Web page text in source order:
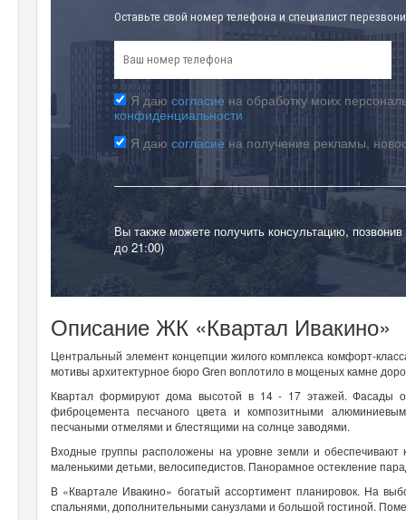
Оставьте свой номер телефона и специалист
Я даю согласие на обработку моих
конфиденциальности
Я даю согласие на получение рекламы,
Вы также можете получить консультацию,
до 21:00)
Описание ЖК «Квартал Ивакино»
Центральный элемент концепции жилого комплекса комфорт-
мотивы архитектурное бюро Gren воплотило в мощеных камне
Квартал формируют дома высотой в 14 - 17 этажей. Фасады
фиброцемента песчаного цвета и композитными
песчаными отмелями и блестящими на солнце заводями.
Входные группы расположены на уровне земли и
маленькими детьми, велосипедистов. Панорамное остекление
В «Квартале Ивакино» богатый ассортимент планировок. На
спальнями, дополнительными санузлами и большой гостиной.